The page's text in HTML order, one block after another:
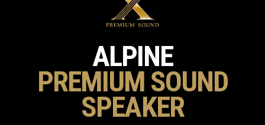
ALPINE
PREMIUM SOUND
SPEAKER